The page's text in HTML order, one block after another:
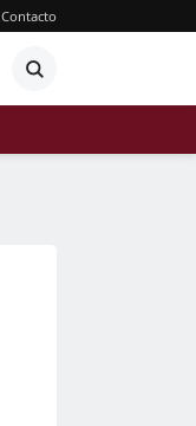
Contacto